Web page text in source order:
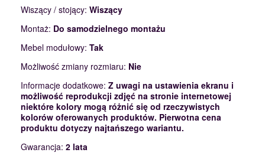
Wiszący / stojący: Wiszący
Montaż: Do samodzielnego montażu
Mebel modułowy: Tak
Możliwość zmiany rozmiaru: Nie
Informacje dodatkowe: Z uwagi na ustawienia ekranu i
możliwość reprodukcji zdjęć na stronie internetowej
niektóre kolory mogą różnić się od rzeczywistych
kolorów oferowanych produktów. Pierwotna cena
produktu dotyczy najtańszego wariantu.
Gwarancja: 2 lata